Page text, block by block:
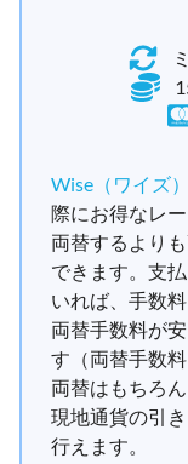
Wise（ワイズ
際にお得なレ
両替するより
できます。支
いれば、手数
両替手数料が
す（両替手数
両替はもちろ
現地通貨の引
行えます。